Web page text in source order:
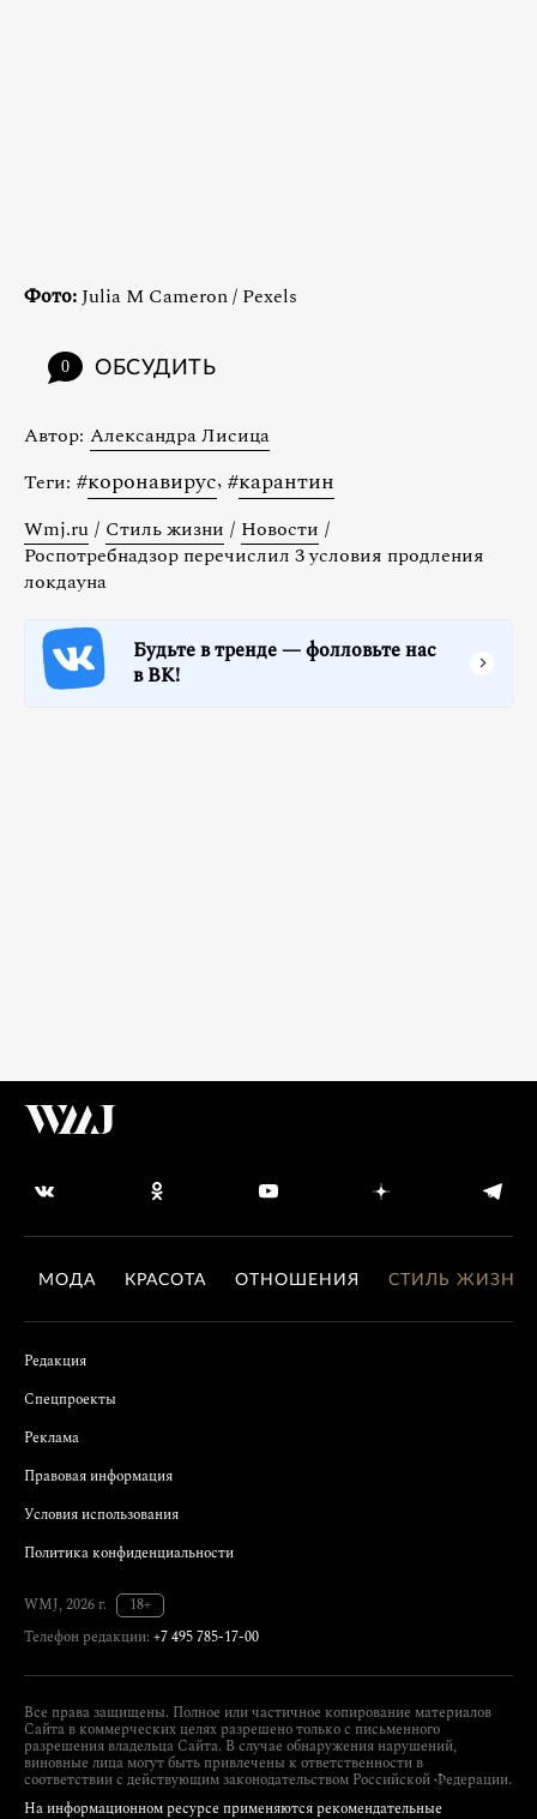
Фото: Julia M Cameron / Pexels
0 ОБСУДИТЬ
Автор: Александра Лисица
Теги: #коронавирус, #карантин
Wmj.ru / Стиль жизни / Новости /
Роспотребнадзор перечислил 3 условия продления
локдауна
Будьте в тренде — фолловьте нас
в ВК!
МОДА КРАСОТА ОТНОШЕНИЯ СТИЛЬ ЖИЗНИ
Редакция
Спецпроекты
Реклама
Правовая информация
Условия использования
Политика конфиденциальности
WMJ, 2026 г.
18+
Телефон редакции: +7 495 785-17-00
Все права защищены. Полное или частичное копирование материалов
Сайта в коммерческих целях разрешено только с письменного
разрешения владельца Сайта. В случае обнаружения нарушений,
виновные лица могут быть привлечены к ответственности в
соответствии с действующим законодательством Российской Федерации.
На информационном ресурсе применяются рекомендательные